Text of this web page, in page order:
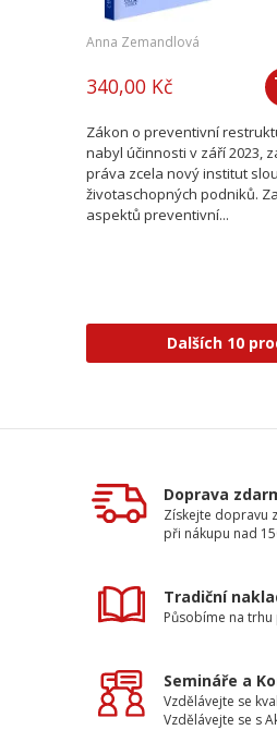
Anna Zemandlová
340,00 Kč
Zákon o preventivní
nabyl účinnosti v září 2023,
práva zcela nový institut
životaschopných podniků.
aspektů preventivní...
Dalších 10
Doprava
Získejte dopravu
při nákupu nad
Tradiční
Působíme na trhu
Semináře a
Vzdělávejte se
Vzdělávejte se s